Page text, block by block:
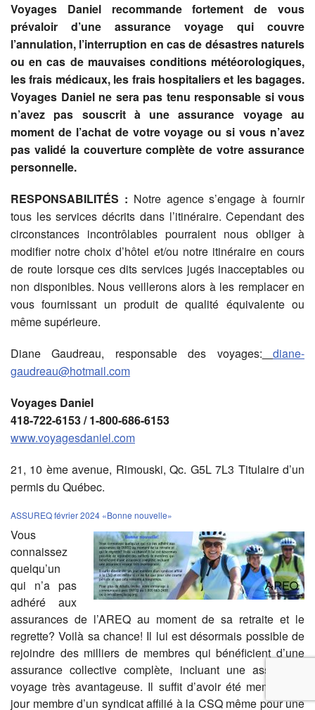
Voyages Daniel recommande fortement de vous
prévaloir d’une assurance voyage qui couvre
l’annulation, l’interruption en cas de désastres naturels
ou en cas de mauvaises conditions météorologiques,
les frais médicaux, les frais hospitaliers et les bagages.
Voyages Daniel ne sera pas tenu responsable si vous
n’avez pas souscrit à une assurance voyage au
moment de l’achat de votre voyage ou si vous n’avez
pas validé la couverture complète de votre assurance
personnelle.
RESPONSABILITÉS : Notre agence s’engage à fournir
tous les services décrits dans l’itinéraire. Cependant des
circonstances incontrôlables pourraient nous obliger à
modifier notre choix d’hôtel et/ou notre itinéraire en cours
de route lorsque ces dits services jugés inacceptables ou
non disponibles. Nous veillerons alors à les remplacer en
vous fournissant un produit de qualité équivalente ou
même supérieure.
Diane Gaudreau, responsable des voyages:
diane-
gaudreau@hotmail.com
Voyages Daniel
418-722-6153 / 1-800-686-6153
www.voyagesdaniel.com
21, 10 ème avenue, Rimouski, Qc. G5L 7L3 Titulaire d’un
permis du Québec.
ASSUREQ février 2024 «Bonne nouvelle»
Vous
connaissez
quelqu’un
qui n’a pas
adhéré aux
assurances de l’AREQ au moment de sa retraite et le
regrette? Voilà sa chance! Il lui est désormais possible de
rejoindre des milliers de membres qui bénéficient d’une
assurance collective complète, incluant une assurance
voyage très avantageuse. Il suffit d’avoir été membre un
jour membre d’un syndicat affilié à la CSQ même pour une